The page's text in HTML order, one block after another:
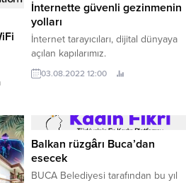
İnternette güvenli gezinmenin
yolları
İnternet tarayıcıları, dijital dünyaya
açılan kapılarımız.
03.08.2022 12:00
Balkan rüzgârı Buca’dan
esecek
BUCA Belediyesi tarafından bu yıl